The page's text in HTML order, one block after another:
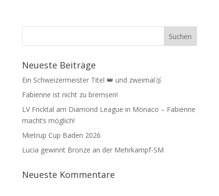
Neueste Beiträge
Ein Schweizermeister Titel 👑 und zweimal🥉
Fabienne ist nicht zu bremsen!
LV Fricktal am Diamond League in Monaco – Fabienne
macht‘s möglich!
Mietrup Cup Baden 2026
Lucia gewinnt Bronze an der Mehrkampf-SM
Neueste Kommentare